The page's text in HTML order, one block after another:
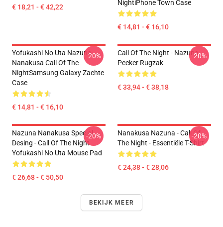
€ 18,21 - € 42,22
NightiPhone Town Case
€ 14,81 - € 16,10
Yofukashi No Uta Nazuna
Nanakusa Call Of The
NightSamsung Galaxy Zachte
Case
€ 14,81 - € 16,10
-20%
Call Of The Night - Nazuna
Peeker Rugzak
€ 33,94 - € 38,18
-20%
Nazuna Nanakusa Special
Desing - Call Of The Night
Yofukashi No Uta Mouse Pad
€ 26,68 - € 50,50
-20%
Nanakusa Nazuna - Call Of
The Night - Essentiële T-Shirt
€ 24,38 - € 28,06
-20%
BEKIJK MEER